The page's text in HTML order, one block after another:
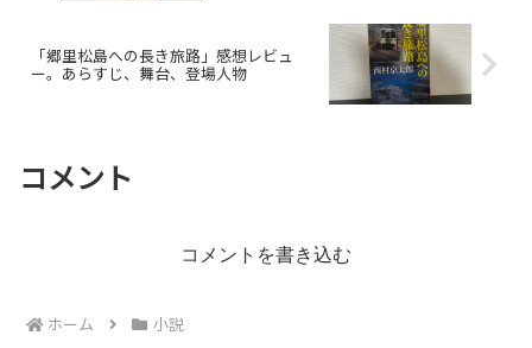
「郷里松島への長き旅路」感想レビュ
ー。あらすじ、舞台、登場人物
コメント
コメントを書き込む
ホーム 小説